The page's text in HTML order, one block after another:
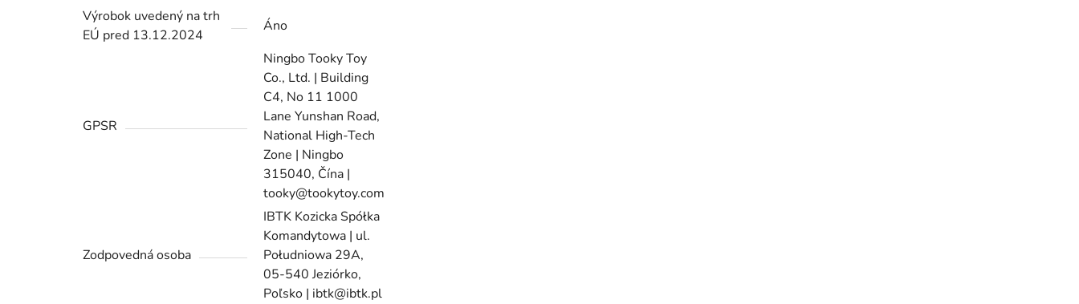
Výrobok uvedený na trh
EÚ pred 13.12.2024
Áno
GPSR
Ningbo Tooky Toy
Co., Ltd. | Building
C4, No 11 1000
Lane Yunshan Road,
National High-Tech
Zone | Ningbo
315040, Čína |
tooky@tookytoy.com
Zodpovedná osoba
IBTK Kozicka Spółka
Komandytowa | ul.
Południowa 29A,
05-540 Jeziórko,
Poľsko | ibtk@ibtk.pl